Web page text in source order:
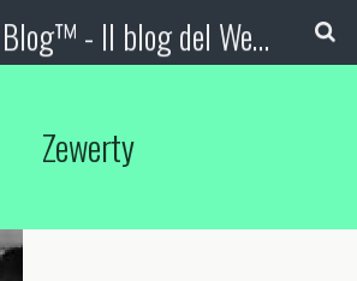
Booking Blog™ - Il blog del Web Marketing Turistico
Zewerty